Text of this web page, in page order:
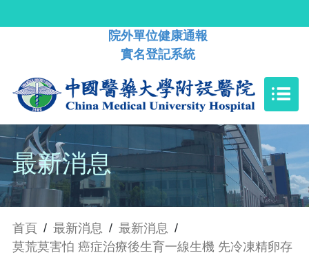
院外單位健康通報
實名登記系統
最新消息
首頁 / 最新消息 / 最新消息 /
莫荒莫害怕 癌症治療後生育一線生機 先冷凍精卵存